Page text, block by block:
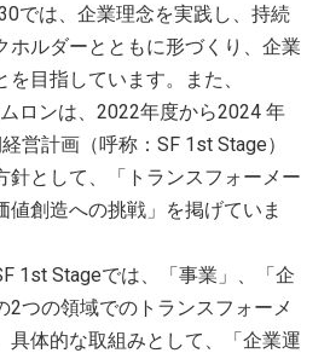
では、企業理念を実践し、持続
ホルダーとともに形づくり、企業
目指しています。また、
ロンは、2022年度から2024 年
営計画（呼称：SF 1st Stage）
針として、「トランスフォーメー
値創造への挑戦」を掲げていま
1st Stageでは、「事業」、「企
2つの領域でのトランスフォーメ
具体的な取組みとして、「企業運